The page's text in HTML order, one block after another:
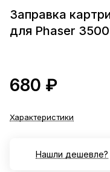
Заправка
для Phaser
680 ₽
Характеристики
Нашли дешевле?